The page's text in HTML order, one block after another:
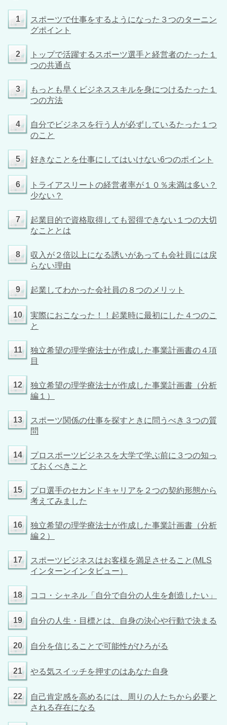
1
スポーツで仕事をするようになった３つのターニン
グポイント
2
トップで活躍するスポーツ選手と経営者のたった１
つの共通点
3
もっとも早くビジネススキルを身につけるたった１
つの方法
4
自分でビジネスを行う人が必ずしているたった１つ
のこと
5 好きなことを仕事にしてはいけない6つのポイント
6
トライアスリートの経営者率が１０％未満は多い？
少ない？
7
起業目的で資格取得しても習得できない１つの大切
なこととは
8
収入が２倍以上になる誘いがあっても会社員には戻
らない理由
9 起業してわかった会社員の８つのメリット
10
実際におこなった！！起業時に最初にした４つのこ
と
11
独立希望の理学療法士が作成した事業計画書の４項
目
12
独立希望の理学療法士が作成した事業計画書（分析
編１）
13
スポーツ関係の仕事を探すときに問うべき３つの質
問
14
プロスポーツビジネスを大学で学ぶ前に３つの知っ
ておくべきこと
15
プロ選手のセカンドキャリアを２つの契約形態から
考えてみました
16
独立希望の理学療法士が作成した事業計画書（分析
編２）
17
スポーツビジネスはお客様を満足させること(MLS
インターンインタビュー）
18 ココ・シャネル「自分で自分の人生を創造したい」
19 自分の人生・目標とは、自身の決心や行動で決まる
20 自分を信じることで可能性がひろがる
21 やる気スイッチを押すのはあなた自身
22
自己肯定感を高めるには、周りの人たちから必要と
される存在になる